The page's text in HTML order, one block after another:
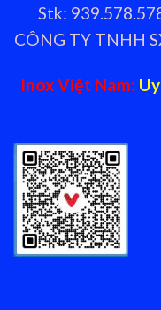
Stk:
CÔNG TY TNHH
Inox Việt Nam: